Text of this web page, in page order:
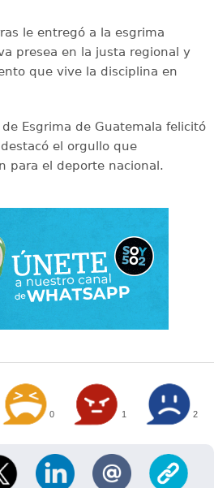
le entregó a la esgrima
presea en la justa regional y
que vive la disciplina en
de Esgrima de Guatemala felicitó
el orgullo que
para el deporte nacional.
0 1 2